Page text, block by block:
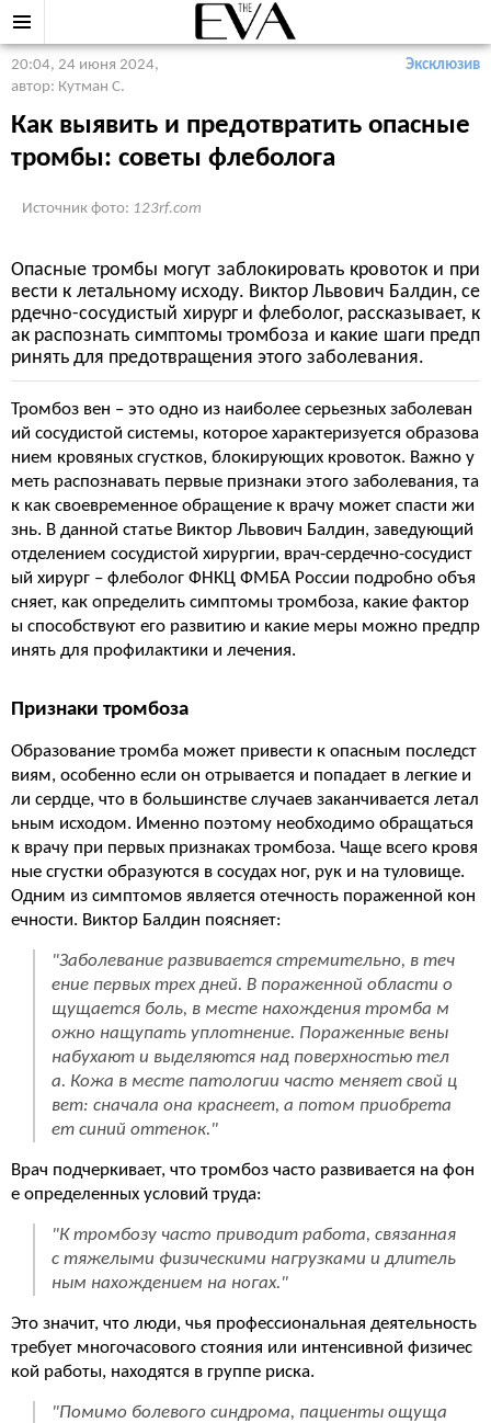
Эксклюзив
20:04, 24 июня 2024,
автор: Кутман С.
Как выявить и предотвратить опасные
тромбы: советы флеболога
Источник фото: 123rf.com
Опасные тромбы могут заблокировать кровоток и при
вести к летальному исходу. Виктор Львович Балдин, се
рдечно-сосудистый хирург и флеболог, рассказывает, к
ак распознать симптомы тромбоза и какие шаги предп
ринять для предотвращения этого заболевания.
Тромбоз вен – это одно из наиболее серьезных заболеван
ий сосудистой системы, которое характеризуется образова
нием кровяных сгустков, блокирующих кровоток. Важно у
меть распознавать первые признаки этого заболевания, та
к как своевременное обращение к врачу может спасти жи
знь. В данной статье Виктор Львович Балдин, заведующий
отделением сосудистой хирургии, врач-сердечно-сосудист
ый хирург – флеболог ФНКЦ ФМБА России подробно объя
сняет, как определить симптомы тромбоза, какие фактор
ы способствуют его развитию и какие меры можно предпр
инять для профилактики и лечения.
Признаки тромбоза
Образование тромба может привести к опасным последст
виям, особенно если он отрывается и попадает в легкие и
ли сердце, что в большинстве случаев заканчивается летал
ьным исходом. Именно поэтому необходимо обращаться
к врачу при первых признаках тромбоза. Чаще всего кровя
ные сгустки образуются в сосудах ног, рук и на туловище.
Одним из симптомов является отечность пораженной кон
ечности. Виктор Балдин поясняет:
"Заболевание развивается стремительно, в теч
ение первых трех дней. В пораженной области о
щущается боль, в месте нахождения тромба м
ожно нащупать уплотнение. Пораженные вены
набухают и выделяются над поверхностью тел
а. Кожа в месте патологии часто меняет свой ц
вет: сначала она краснеет, а потом приобрета
ет синий оттенок."
Врач подчеркивает, что тромбоз часто развивается на фон
е определенных условий труда:
"К тромбозу часто приводит работа, связанная
с тяжелыми физическими нагрузками и длитель
ным нахождением на ногах."
Это значит, что люди, чья профессиональная деятельность
требует многочасового стояния или интенсивной физичес
кой работы, находятся в группе риска.
"Помимо болевого синдрома, пациенты ощуща